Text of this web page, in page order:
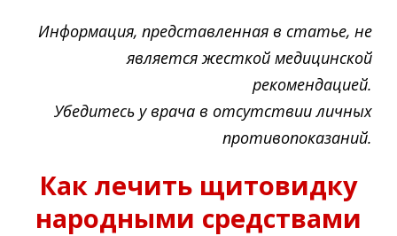
Информация, представленная в статье, не
является жесткой медицинской
рекомендацией.
Убедитесь у врача в отсутствии личных
противопоказаний.
Как лечить щитовидку
народными средствами